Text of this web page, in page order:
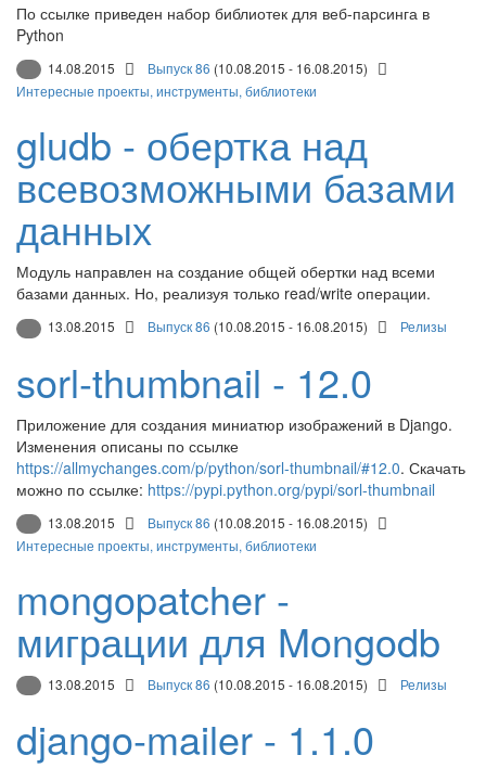
По ссылке приведен набор библиотек для веб-парсинга в
Python
14.08.2015 Выпуск 86 (10.08.2015 - 16.08.2015)
Интересные проекты, инструменты, библиотеки
gludb - обертка над
всевозможными базами
данных
Модуль направлен на создание общей обертки над всеми
базами данных. Но, реализуя только read/write операции.
13.08.2015 Выпуск 86 (10.08.2015 - 16.08.2015) Релизы
sorl-thumbnail - 12.0
Приложение для создания миниатюр изображений в Django.
Изменения описаны по ссылке
https://allmychanges.com/p/python/sorl-thumbnail/#12.0. Скачать
можно по ссылке: https://pypi.python.org/pypi/sorl-thumbnail
13.08.2015 Выпуск 86 (10.08.2015 - 16.08.2015)
Интересные проекты, инструменты, библиотеки
mongopatcher -
миграции для Mongodb
13.08.2015 Выпуск 86 (10.08.2015 - 16.08.2015) Релизы
django-mailer - 1.1.0